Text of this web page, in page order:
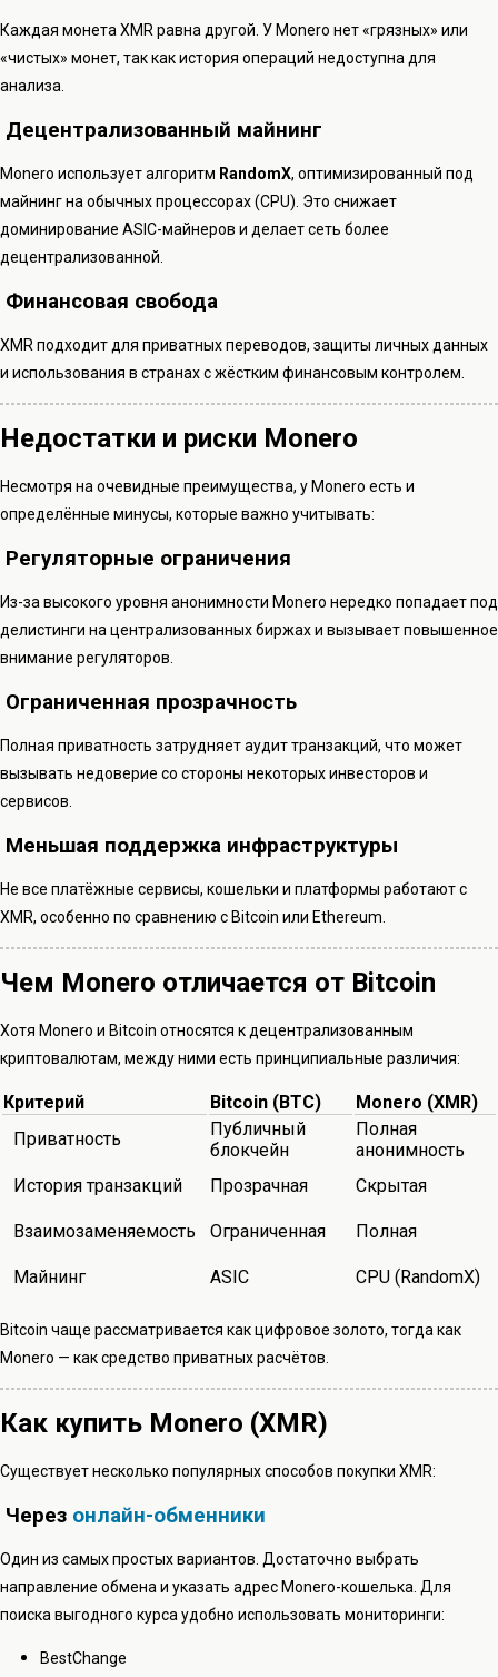
Каждая монета XMR равна другой. У Monero нет «грязных» или
«чистых» монет, так как история операций недоступна для
анализа.
Децентрализованный майнинг
Monero использует алгоритм RandomX, оптимизированный под
майнинг на обычных процессорах (CPU). Это снижает
доминирование ASIC-майнеров и делает сеть более
децентрализованной.
Финансовая свобода
XMR подходит для приватных переводов, защиты личных данных
и использования в странах с жёстким финансовым контролем.
Недостатки и риски Monero
Несмотря на очевидные преимущества, у Monero есть и
определённые минусы, которые важно учитывать:
Регуляторные ограничения
Из-за высокого уровня анонимности Monero нередко попадает под
делистинги на централизованных биржах и вызывает повышенное
внимание регуляторов.
Ограниченная прозрачность
Полная приватность затрудняет аудит транзакций, что может
вызывать недоверие со стороны некоторых инвесторов и
сервисов.
Меньшая поддержка инфраструктуры
Не все платёжные сервисы, кошельки и платформы работают с
XMR, особенно по сравнению с Bitcoin или Ethereum.
Чем Monero отличается от Bitcoin
Хотя Monero и Bitcoin относятся к децентрализованным
криптовалютам, между ними есть принципиальные различия:
Критерий Bitcoin (BTC)
Monero (XMR)
Приватность
Публичный
блокчейн
Полная
анонимность
История транзакций
Прозрачная Скрытая
Взаимозаменяемость Ограниченная Полная
Майнинг ASIC CPU (RandomX)
Bitcoin чаще рассматривается как цифровое золото, тогда как
Monero — как средство приватных расчётов.
Как купить Monero (XMR)
Существует несколько популярных способов покупки XMR:
Через онлайн-обменники
Один из самых простых вариантов. Достаточно выбрать
направление обмена и указать адрес Monero-кошелька. Для
поиска выгодного курса удобно использовать мониторинги:
BestChange